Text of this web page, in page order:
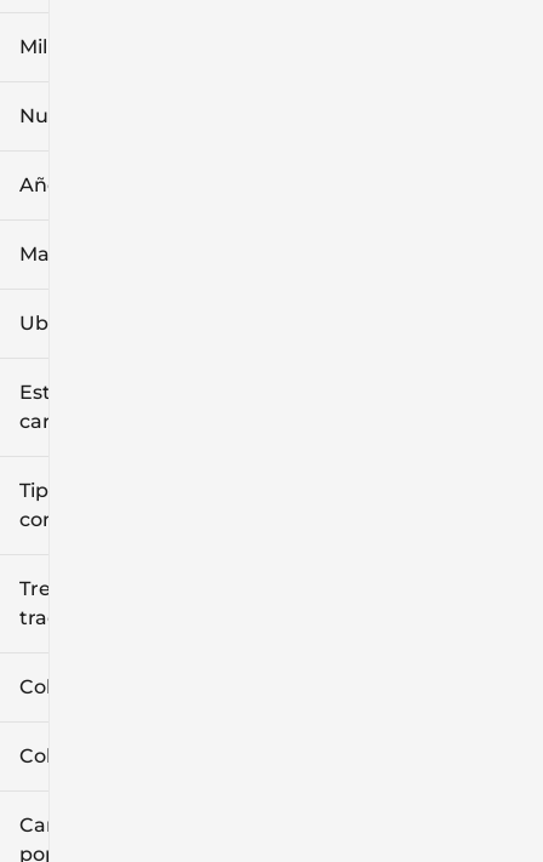
Millaje
Nuevo o usado
Año
Marca
Ubicación
Estilo de
carrocería
Tipo de
combustible
Tren de
tracción
Color exterior
Color interior
Características
populares